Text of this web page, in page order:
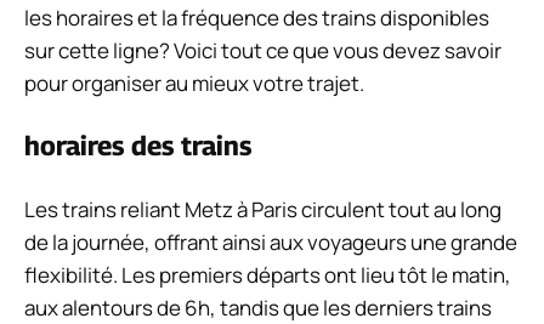
les horaires et la fréquence des trains disponibles
sur cette ligne? Voici tout ce que vous devez savoir
pour organiser au mieux votre trajet.
horaires des trains
Les trains reliant Metz à Paris circulent tout au long
de la journée, offrant ainsi aux voyageurs une grande
flexibilité. Les premiers départs ont lieu tôt le matin,
aux alentours de 6h, tandis que les derniers trains